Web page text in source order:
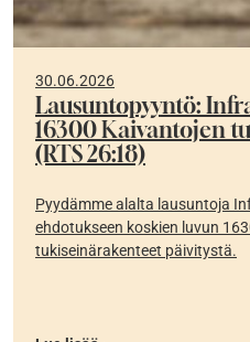
30.06.2026
Lausuntopyyntö:
16300 Kaivantojen
(RTS 26:18)
Pyydämme alalta lausuntoja
ehdotukseen koskien luvun
tukiseinärakenteet päivitystä.